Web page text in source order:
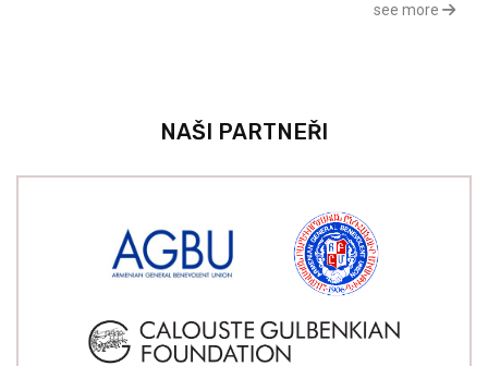
see more
NAŠI PARTNEŘI